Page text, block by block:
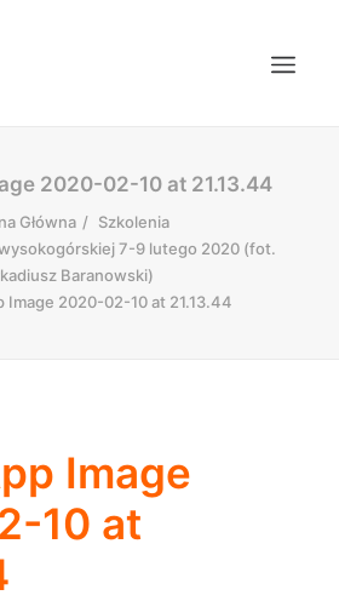
2020-02-10 at 21.13.44
Główna
Szkolenia
7-9 lutego 2020 (fot.
Baranowski)
Image 2020-02-10 at 21.13.44
Image
10 at